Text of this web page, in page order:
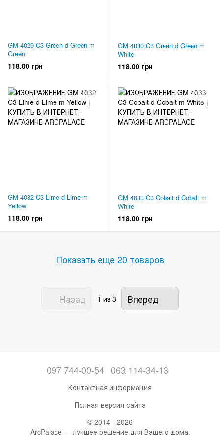
GM 4029 C3 Green d Green m
Green
118.00 грн
GM 4030 C3 Green d Green m
White
118.00 грн
GM 4032 C3 Lime d Lime m
Yellow
118.00 грн
GM 4033 C3 Cobalt d Cobalt m
White
118.00 грн
Показать еще 20 товаров
Назад 1 из 3 Вперед
097 744-00-54 063 114-34-13
Контактная информация
Полная версия сайта
© 2014—2026
ArcPalace — лучшее решение для Вашего дома.